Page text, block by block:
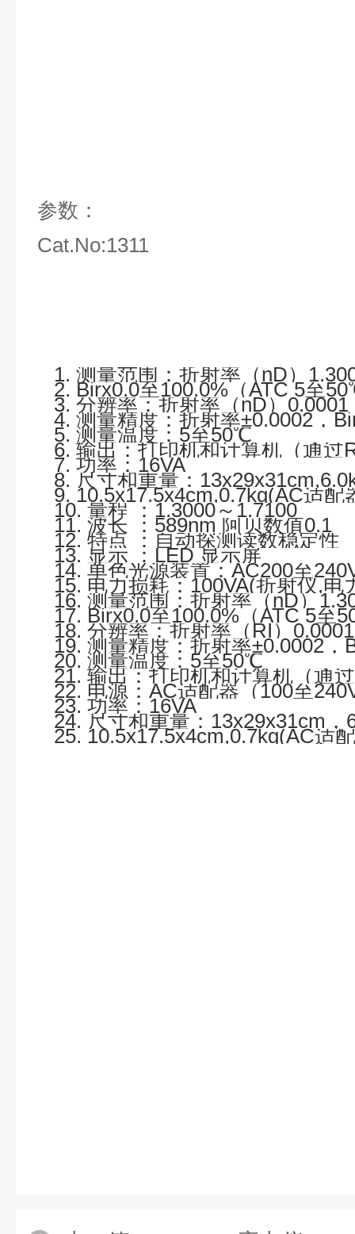
参数：
Cat.No:1311
1. 测量范围： 折射率（nD）
2. Birx0.0至100.0%（ATC 5至
3. 分辨率：折射率（nD）
4. 测量精度：折射率±0.0002，
5. 测量温度：5至50℃
6. 输出：打印机和计算机（通过
7. 功率：16VA
8. 尺寸和重量：
9. 10.5x17.5x4cm,0.7kg(AC适配
10. 量程 ：1.3000～1.7100
11. 波长 ：589nm 阿贝数值0.1
12. 特点 ：自动探测读数稳定性
13. 显示 ：LED 显示屏
14. 单色光源装置：AC200至
15. 电力损耗：100VA(折射仪,电
16. 测量范围：折射率（nD）
17. Birx0.0至100.0%（ATC 5至
18. 分辨率：折射率（RI）
19. 测量精度：折射率±0.0002，
20. 测量温度：5至50℃
21. 输出：打印机和计算机（通
22. 电源：AC适配器（100至
23. 功率：16VA
24. 尺寸和重量：13x29x31cm，
25. 10.5x17.5x4cm,0.7kg(AC适